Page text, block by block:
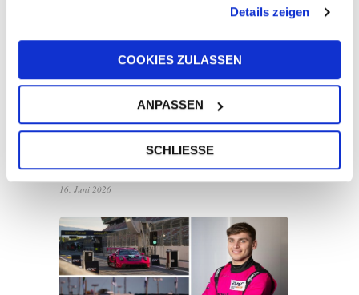
Details zeigen
COOKIES ZULASSEN
ANPASSEN
SCHLIESSE
Nachhaltigkeitsbericht 2025: Wachstum
mit Weitblick
16. Juni 2026